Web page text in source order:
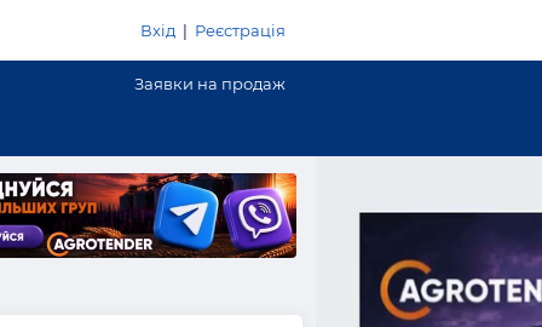
Вхід | Реєстрація
Заявки на продаж